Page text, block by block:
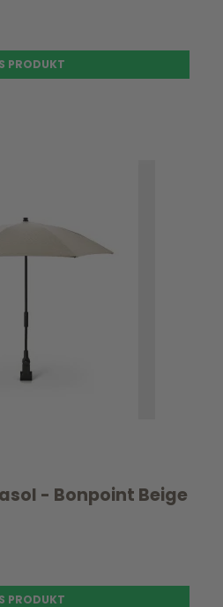
PRODUKT
- Bonpoint Beige
PRODUKT